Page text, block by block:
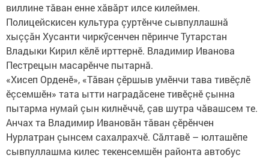
виллине тăван енне хăвăрт илсе килеймен.
Полицейскисен культура çуртӗнче сывпуллашнă
хыççăн Хусанти чиркӳсенчен пӗринче Тутарстан
Владыки Кирил кӗлӗ ирттернӗ. Владимир Иванова
Пестрецын масарӗнче пытарнă.
«Хисеп Орденӗ», «Тăван çӗршыв умӗнчи тава тивӗçлӗ
ӗçсемшӗн» тата ытти наградăсене тивӗçнӗ çынна
пытарма нумай çын килнӗччӗ, çав шутра чăвашсем те.
Анчах та Владимир Ивановăн тăван çӗрӗнчен
Нурлатран çынсем сахалрахчӗ. Сăлтавӗ – юлташӗпе
сывпуллашма килес текенсемшӗн районта автобус